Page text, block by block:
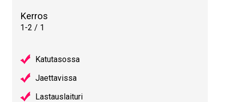
Kerros
1-2 / 1
Katutasossa
Jaettavissa
Lastauslaituri